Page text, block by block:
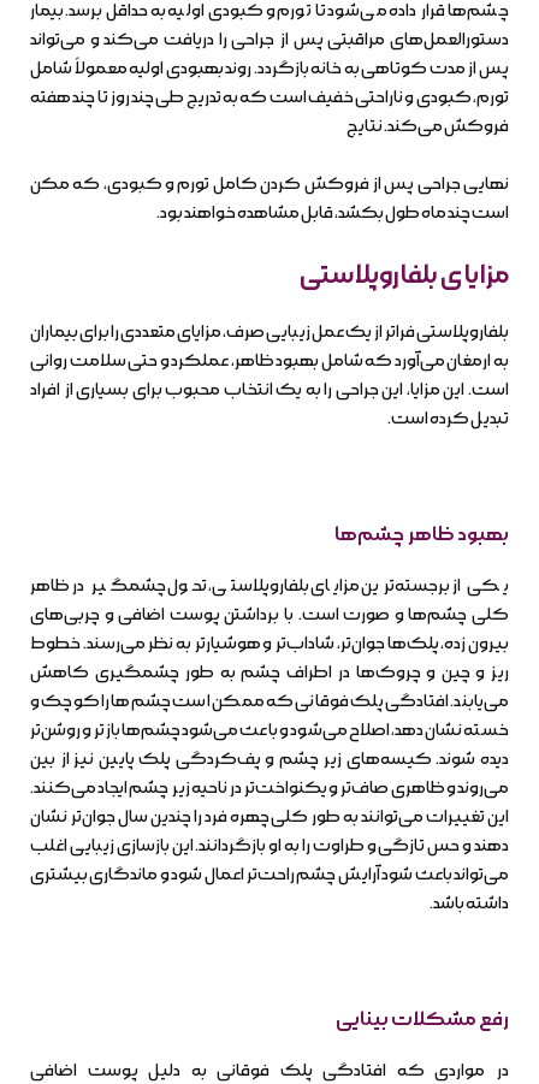
چشم‌ها قرار داده می‌شود تا تورم و کبودی اولیه به حداقل برسد. بیمار
دستورالعمل‌های مراقبتی پس از جراحی را دریافت می‌کند و می‌تواند
پس از مدت کوتاهی به خانه بازگردد. روند بهبودی اولیه معمولاً شامل
تورم، کبودی و ناراحتی خفیف است که به تدریج طی چند روز تا چند هفته
فروکش می‌کند. نتایج
نهایی جراحی پس از فروکش کردن کامل تورم و کبودی، که مکن
است چند ماه طول بکشد، قابل مشاهده خواهند بود.
مزایای بلفاروپلاستی
بلفاروپلاستی فراتر از یک عمل زیبایی صرف، مزایای متعددی را برای بیماران
به ارمغان می‌آورد که شامل بهبود ظاهر، عملکرد و حتی سلامت روانی
است. این مزایا، این جراحی را به یک انتخاب محبوب برای بسیاری از افراد
تبدیل کرده است.
بهبود ظاهر چشم‌ها
یکی از برجسته‌ترین مزایای بلفاروپلاستی، تحول چشمگیر در ظاهر
کلی چشم‌ها و صورت است. با برداشتن پوست اضافی و چربی‌های
بیرون زده، پلک‌ها جوان‌تر، شاداب‌تر و هوشیارتر به نظر می‌رسند. خطوط
ریز و چین و چروک‌ها در اطراف چشم به طور چشمگیری کاهش
می‌یابند. افتادگی پلک فوقانی که ممکن است چشم‌ها را کوچک و
خسته نشان دهد، اصلاح می‌شود و باعث می‌شود چشم‌ها بازتر و روشن‌تر
دیده شوند. کیسه‌های زیر چشم و پف‌کردگی پلک پایین نیز از بین
می‌روند و ظاهری صاف‌تر و یکنواخت‌تر در ناحیه زیر چشم ایجاد می‌کنند.
این تغییرات می‌توانند به طور کلی چهره فرد را چندین سال جوان‌تر نشان
دهند و حس تازگی و طراوت را به او بازگردانند. این بازسازی زیبایی اغلب
می‌تواند باعث شود آرایش چشم راحت‌تر اعمال شود و ماندگاری بیشتری
داشته باشد.
رفع مشکلات بینایی
در مواردی که افتادگی پلک فوقانی به دلیل پوست اضافی